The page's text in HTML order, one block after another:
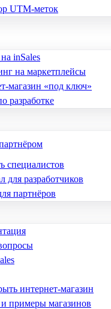
UTM-меток
inSales
на маркетплейсы
магазин «под ключ»
разработке
специалистов
для разработчиков
партнёров
интернет-магазин
примеры магазинов